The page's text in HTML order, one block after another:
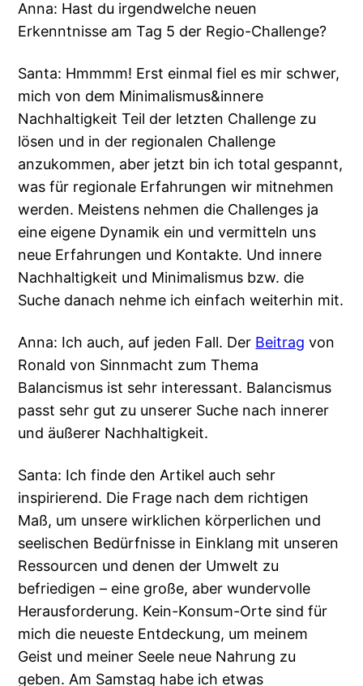
Anna: Hast du irgendwelche neuen
Erkenntnisse am Tag 5 der Regio-Challenge?
Santa: Hmmmm! Erst einmal fiel es mir schwer,
mich von dem Minimalismus&innere
Nachhaltigkeit Teil der letzten Challenge zu
lösen und in der regionalen Challenge
anzukommen, aber jetzt bin ich total gespannt,
was für regionale Erfahrungen wir mitnehmen
werden. Meistens nehmen die Challenges ja
eine eigene Dynamik ein und vermitteln uns
neue Erfahrungen und Kontakte. Und innere
Nachhaltigkeit und Minimalismus bzw. die
Suche danach nehme ich einfach weiterhin mit.
Anna: Ich auch, auf jeden Fall. Der Beitrag von
Ronald von Sinnmacht zum Thema
Balancismus ist sehr interessant. Balancismus
passt sehr gut zu unserer Suche nach innerer
und äußerer Nachhaltigkeit.
Santa: Ich finde den Artikel auch sehr
inspirierend. Die Frage nach dem richtigen
Maß, um unsere wirklichen körperlichen und
seelischen Bedürfnisse in Einklang mit unseren
Ressourcen und denen der Umwelt zu
befriedigen – eine große, aber wundervolle
Herausforderung. Kein-Konsum-Orte sind für
mich die neueste Entdeckung, um meinem
Geist und meiner Seele neue Nahrung zu
geben. Am Samstag habe ich etwas